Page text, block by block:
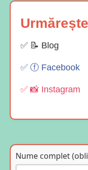
✅ 📝 Blog
✅ ⓕ Facebook
✅ 📸 Instagram
Nume complet